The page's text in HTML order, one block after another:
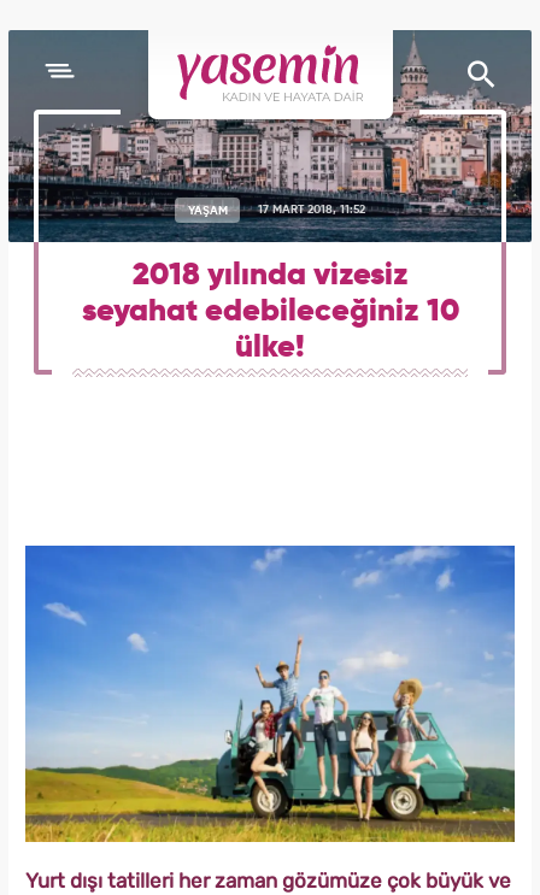
YAŞAM 17 MART 2018, 11:52
2018 yılında vizesiz
seyahat edebileceğiniz 10
ülke!
Yurt dışı tatilleri her zaman gözümüze çok büyük ve